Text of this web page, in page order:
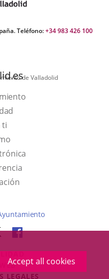
Accept all cookies
Teléfono:+34 983 426 100
de Valladolid
ti
This
link
will
open
up
window.
LINK
EXTERNAL
APPLICATION.
LINK
EXTERNAL
APPLICATION.
LEGALES